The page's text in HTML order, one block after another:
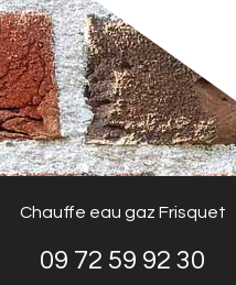
Chauffe eau gaz Frisquet
09 72 59 92 30